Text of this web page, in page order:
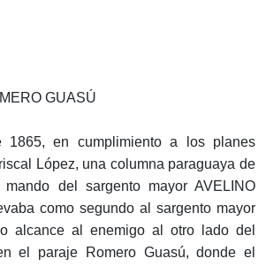
GUASÚ
en cumplimiento a los planes
López, una columna paraguaya de
del sargento mayor AVELINO
como segundo al sargento mayor
alcance al enemigo al otro lado del
el paraje Romero Guasú, donde el